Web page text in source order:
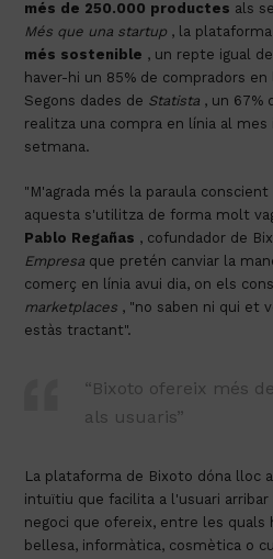
més de 250.000 productes als
Més que una startup , la
més sostenible , un repte igual
haver-hi un 85% de compradors
Segons dades de Statista , un 67%
realitza una compra en línia al mes
setmana.
"M'agrada més la paraula
aquesta s'utilitza de forma molt
Pablo Regañas , cofundador de
Empresa que pretén canviar la
comerç en línia avui dia, on els
marketplaces , "no saben ni qui et
estàs tractant".
“Bixoto ofereix més
als usuaris”
La plataforma de Bixoto dóna lloc
intuïtiu que facilita a l'usuari
negoci que ofereix, entre les
bellesa, informàtica, cosmètica o